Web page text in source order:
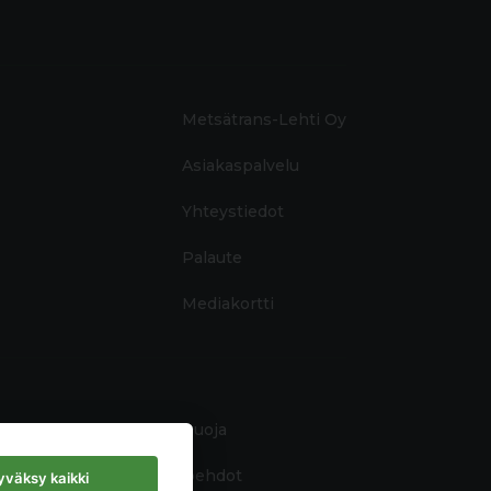
Metsätrans-Lehti Oy
Asiakaspalvelu
Yhteystiedot
Palaute
Mediakortti
Tietosuoja
Käyttöehdot
kaikki